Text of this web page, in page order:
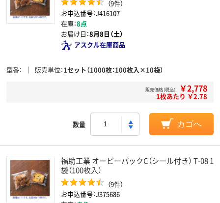
（9件）
お申込番号：J416107
在庫：8点
お届け日：8月8日（土）
アスクル在庫商品
型番 販売単位 1セット（1000枚：100枚入×10袋）
販売価格（税込） ￥2,778
1枚あたり ￥2.78
数量 カゴへ
福助工業 オーピーパックC（シール付き） T-08 1
袋（100枚入）
（9件）
お申込番号：J375686